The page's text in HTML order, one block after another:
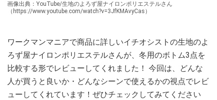
画像出典：YouTube/生地のよろず屋ナイロンポリエステルさん
（https://www.youtube.com/watch?v=3JfKMAvyCas）
ワークマンマニアで商品に詳しいイチオシストの生地のよ
ろず屋ナイロンポリエステルさんが、冬用のボトム3点を
比較する形でレビューしてくれました！ 今回は、どんな
人が買うと良いか・どんなシーンで使えるかの視点でレビ
ューしてくれています！ぜひチェックしてみてください